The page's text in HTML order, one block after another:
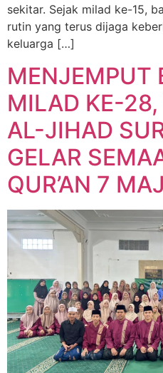
sekitar. Sejak milad ke-15,
rutin yang terus dijaga
keluarga […]
MENJEMPUT
MILAD KE-28,
AL-JIHAD
GELAR
QUR’AN 7